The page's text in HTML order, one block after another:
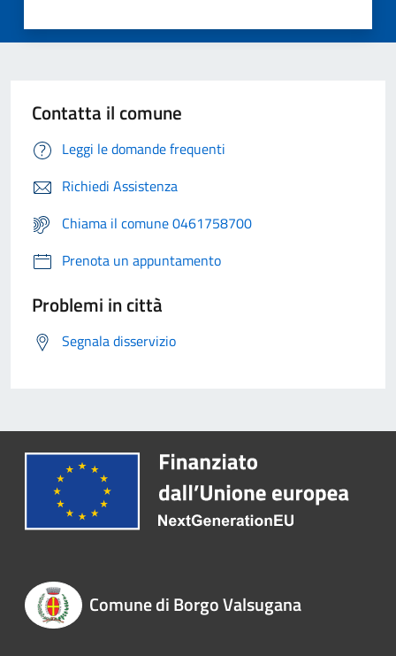
Contatta il comune
Leggi le domande frequenti
Richiedi Assistenza
Chiama il comune 0461758700
Prenota un appuntamento
Problemi in città
Segnala disservizio
Comune di Borgo Valsugana